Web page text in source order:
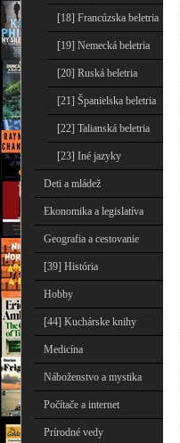
[18] Francúzska beletria
[19] Nemecká beletria
[20] Ruská beletria
[21] Španielska beletria
[22] Talianská beletria
[23] Iné jazyky
Deti a mládež
Ekonomika a legislatíva
Geografia a cestovanie
[39] História
Hobby
[44] Kuchárske knihy
Medicína
Náboženstvo a mystika
Počítače a internet
Prírodné vedy